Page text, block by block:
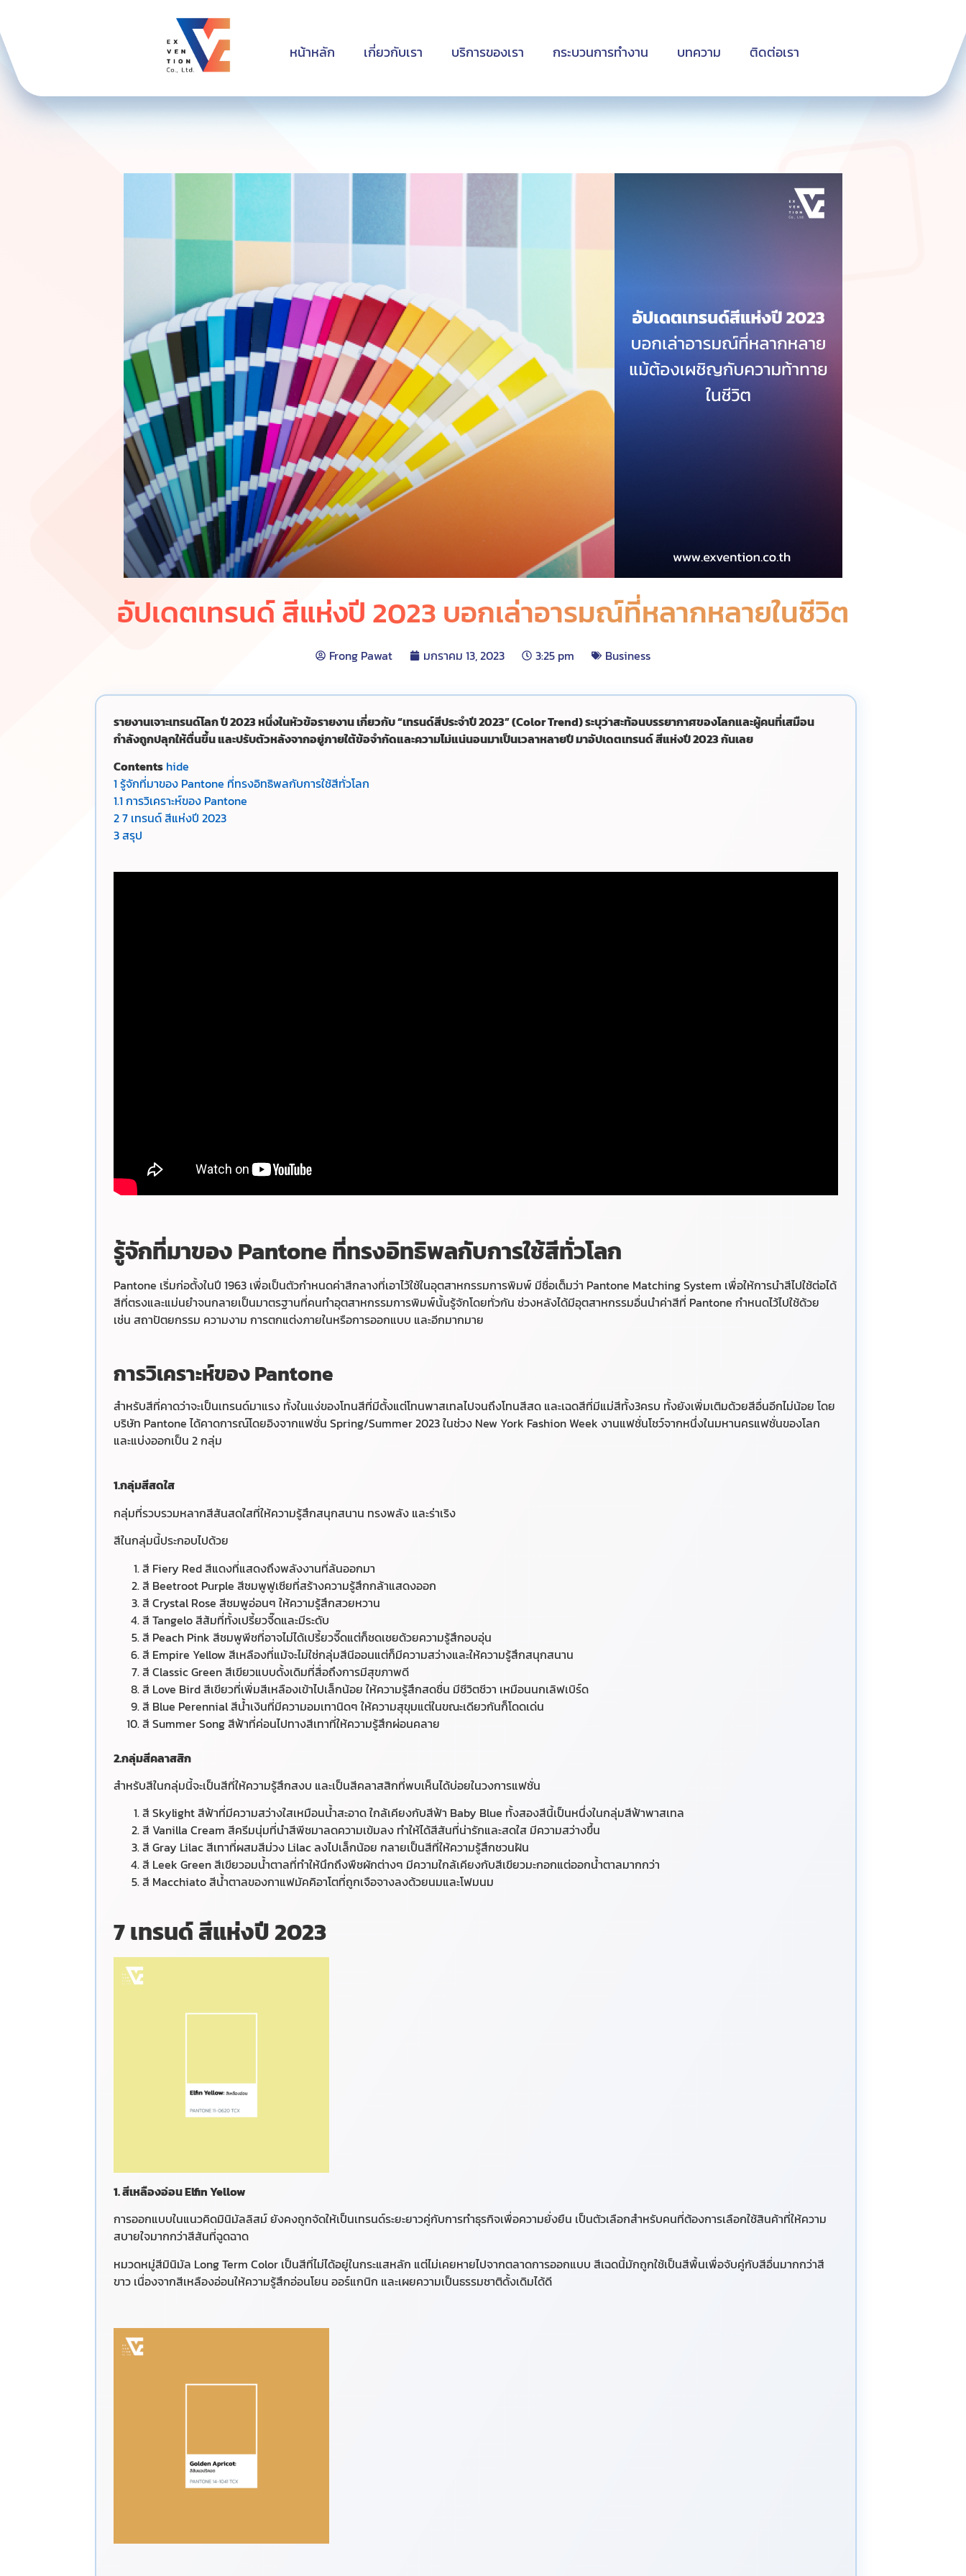
หน้าหลัก เกี่ยวกับเรา บริการของเรา กระบวนการทำงาน บทความ ติดต่อเรา
อัปเดตเทรนด์ สีแห่งปี 2023 บอกเล่าอารมณ์ที่หลากหลายในชีวิต
Frong Pawat มกราคม 13, 2023 3:25 pm Business
รายงานเจาะเทรนด์โลก ปี 2023 หนึ่งในหัวข้อรายงาน เกี่ยวกับ “เทรนด์สีประจำปี 2023” (Color Trend) ระบุว่าสะท้อนบรรยากาศของโลกและผู้คนที่เสมือน
กำลังถูกปลุกให้ตื่นขึ้น และปรับตัวหลังจากอยู่ภายใต้ข้อจำกัดและความไม่แน่นอนมาเป็นเวลาหลายปี มาอัปเดตเทรนด์ สีแห่งปี 2023 กันเลย
Contents hide
1 รู้จักที่มาของ Pantone ที่ทรงอิทธิพลกับการใช้สีทั่วโลก
1.1 การวิเคราะห์ของ Pantone
27 เทรนด์ สีแห่งปี 2023
3สรุป
รู้จักที่มาของ Pantone ที่ทรงอิทธิพลกับการใช้สีทั่วโลก
Pantone เริ่มก่อตั้งในปี 1963 เพื่อเป็นตัวกำหนดค่าสีกลางที่เอาไว้ใช้ในอุตสาหกรรมการพิมพ์ มีชื่อเต็มว่า Pantone Matching System เพื่อให้การนำสีไปใช้ต่อได้
สีที่ตรงและแม่นยำจนกลายเป็นมาตรฐานที่คนทำอุตสาหกรรมการพิมพ์นั้นรู้จักโดยทั่วกัน ช่วงหลังได้มีอุตสาหกรรมอื่นนำค่าสีที่ Pantone กำหนดไว้ไปใช้ด้วย
เช่น สถาปัตยกรรม ความงาม การตกแต่งภายในหรือการออกแบบ และอีกมากมาย
การวิเคราะห์ของ Pantone
สำหรับสีที่คาดว่าจะเป็นเทรนด์มาแรง ทั้งในแง่ของโทนสีที่มีตั้งแต่โทนพาสเทลไปจนถึงโทนสีสด และเฉดสีที่มีแม่สีทั้ง3ครบ ทั้งยังเพิ่มเติมด้วยสีอื่นอีกไม่น้อย โดย
บริษัท Pantone ได้คาดการณ์โดยอิงจากแฟชั่น Spring/Summer 2023 ในช่วง New York Fashion Week งานแฟชั่นโชว์จากหนึ่งในมหานครแฟชั่นของโลก
และแบ่งออกเป็น 2 กลุ่ม
1.กลุ่มสีสดใส
กลุ่มที่รวบรวมหลากสีสันสดใสที่ให้ความรู้สึกสนุกสนาน ทรงพลัง และร่าเริง
สีในกลุ่มนี้ประกอบไปด้วย
สี Fiery Red สีแดงที่แสดงถึงพลังงานที่ล้นออกมา
สี Beetroot Purple สีชมพูฟูเซียที่สร้างความรู้สึกกล้าแสดงออก
สี Crystal Rose สีชมพูอ่อนๆ ให้ความรู้สึกสวยหวาน
สี Tangelo สีส้มที่ทั้งเปรี้ยวจี๊ดและมีระดับ
สี Peach Pink สีชมพูพีชที่อาจไม่ได้เปรี้ยวจี๊ดแต่ก็ชดเชยด้วยความรู้สึกอบอุ่น
สี Empire Yellow สีเหลืองที่แม้จะไม่ใช่กลุ่มสีนีออนแต่ก็มีความสว่างและให้ความรู้สึกสนุกสนาน
สี Classic Green สีเขียวแบบดั้งเดิมที่สื่อถึงการมีสุขภาพดี
สี Love Bird สีเขียวที่เพิ่มสีเหลืองเข้าไปเล็กน้อย ให้ความรู้สึกสดชื่น มีชีวิตชีวา เหมือนนกเลิฟเบิร์ด
สี Blue Perennial สีน้ำเงินที่มีความอมเทานิดๆ ให้ความสุขุมแต่ในขณะเดียวกันก็โดดเด่น
สี Summer Song สีฟ้าที่ค่อนไปทางสีเทาที่ให้ความรู้สึกผ่อนคลาย
2.กลุ่มสีคลาสสิก
สำหรับสีในกลุ่มนี้จะเป็นสีที่ให้ความรู้สึกสงบ และเป็นสีคลาสสิกที่พบเห็นได้บ่อยในวงการแฟชั่น
สี Skylight สีฟ้าที่มีความสว่างใสเหมือนน้ำสะอาด ใกล้เคียงกับสีฟ้า Baby Blue ทั้งสองสีนี้เป็นหนึ่งในกลุ่มสีฟ้าพาสเทล
สี Vanilla Cream สีครีมนุ่มที่นำสีพีชมาลดความเข้มลง ทำให้ได้สีสันที่น่ารักและสดใส มีความสว่างขึ้น
สี Gray Lilac สีเทาที่ผสมสีม่วง Lilac ลงไปเล็กน้อย กลายเป็นสีที่ให้ความรู้สึกชวนฝัน
สี Leek Green สีเขียวอมน้ำตาลที่ทำให้นึกถึงพืชผักต่างๆ มีความใกล้เคียงกับสีเขียวมะกอกแต่ออกน้ำตาลมากกว่า
สี Macchiato สีน้ำตาลของกาแฟมัคคิอาโตที่ถูกเจือจางลงด้วยนมและโฟมนม
7 เทรนด์ สีแห่งปี 2023
1. สีเหลืองอ่อน Elfin Yellow
การออกแบบในแนวคิดมินิมัลลิสม์ ยังคงถูกจัดให้เป็นเทรนด์ระยะยาวคู่กับการทำธุรกิจเพื่อความยั่งยืน เป็นตัวเลือกสำหรับคนที่ต้องการเลือกใช้สินค้าที่ให้ความ
สบายใจมากกว่าสีสันที่ฉูดฉาด
หมวดหมู่สีมินิมัล Long Term Color เป็นสีที่ไม่ได้อยู่ในกระแสหลัก แต่ไม่เคยหายไปจากตลาดการออกแบบ สีเฉดนี้มักถูกใช้เป็นสีพื้นเพื่อจับคู่กับสีอื่นมากกว่าสี
ขาว เนื่องจากสีเหลืองอ่อนให้ความรู้สึกอ่อนโยน ออร์แกนิก และเผยความเป็นธรรมชาติดั้งเดิมได้ดี